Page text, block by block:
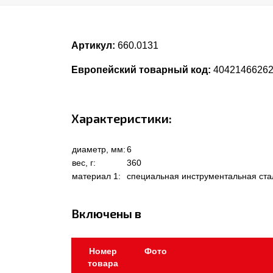
Артикул: 660.0131
Европейский товарный код:
Характеристики:
диаметр, мм:6
вес, г:
360
материал 1:
специальная инструментальная
Включены в
Номер
товара
Фото